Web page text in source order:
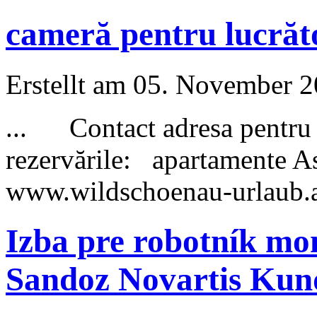
cameră pentru
Erstellt am 05. November
... Contact adresa pentru
rezervările: apartamente
www.wildschoenau-urlaub
Izba pre robotník
Sandoz Novartis